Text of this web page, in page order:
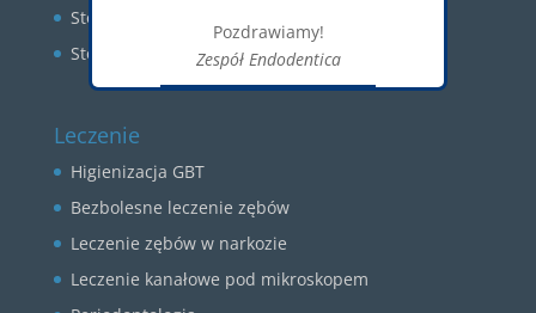
Stomatologia estetyczna
Stomatologia zachowawcza
Leczenie
Higienizacja GBT
Bezbolesne leczenie zębów
Leczenie zębów w narkozie
Leczenie kanałowe pod mikroskopem
Pozdrawiamy!
Zespół Endodentica